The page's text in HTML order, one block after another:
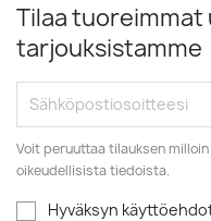
Tilaa
tarjouksistamme
Voit peruuttaa tilauksen
oikeudellisista tiedoista.
Hyväksyn